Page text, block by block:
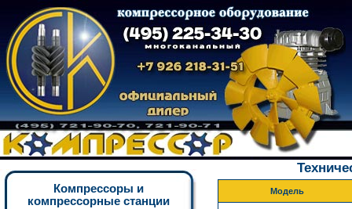
Компрессоры и
компрессорные станции
Модель